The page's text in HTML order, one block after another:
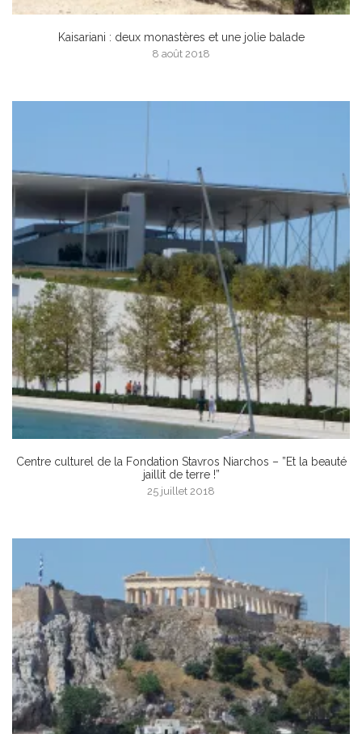
Kaisariani : deux monastères et une jolie balade
8 août 2018
Centre culturel de la Fondation Stavros Niarchos – ”Et la beauté
jaillit de terre !”
25 juillet 2018